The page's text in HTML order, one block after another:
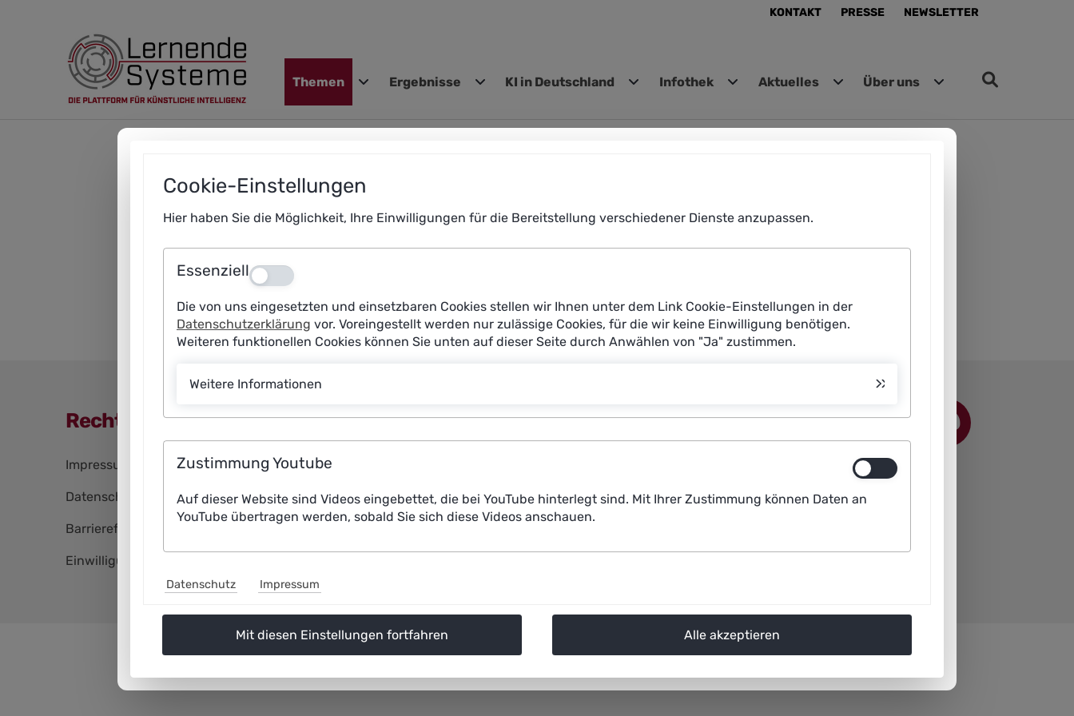
Hauptinhalt
KONTAKT PRESSE NEWSLETTER
Navigation
Themen Ergebnisse KI in Deutschland Infothek Aktuelles Über uns
Rechtliche Angaben
überspringen
Impressum
Datenschutz
Barrierefreiheitserklärung
Einwilligungen bearbeiten
Cookie-Einstellungen
Hier haben Sie die Möglichkeit, Ihre Einwilligungen für die Bereitstellung verschiedener Dienste anzupassen.
Essenziell Aus
Die von uns eingesetzten und einsetzbaren Cookies stellen wir Ihnen unter dem Link Cookie-Einstellungen in der
Datenschutzerklärung vor. Voreingestellt werden nur zulässige Cookies, für die wir keine Einwilligung benötigen.
Weiteren funktionellen Cookies können Sie unten auf dieser Seite durch Anwählen von "Ja" zustimmen.
Weitere Informationen
Zustimmung Youtube
Auf dieser Website sind Videos eingebettet, die bei YouTube hinterlegt sind. Mit Ihrer Zustimmung können Daten an
YouTube übertragen werden, sobald Sie sich diese Videos anschauen.
Datenschutz Impressum
Mit diesen Einstellungen fortfahren Alle akzeptieren